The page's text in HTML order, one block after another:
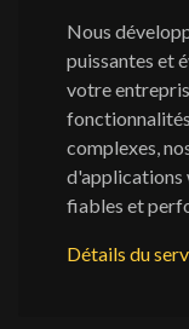
Nous
puissantes et
votre
complexes,
d'applications
fiables et
Détails du